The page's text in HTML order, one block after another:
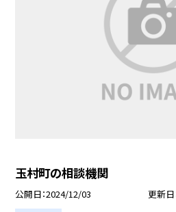
玉村町の相談機関
公開日 2024/12/03 更新日